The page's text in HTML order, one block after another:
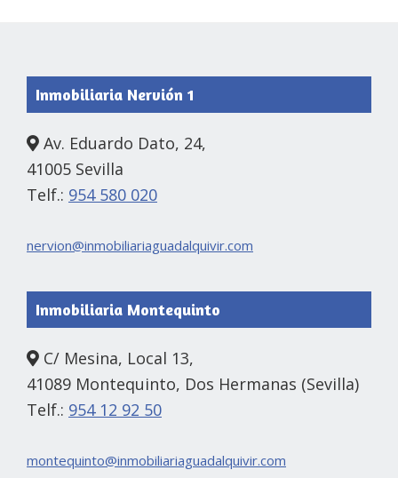
FooterInmobiliaria Nervión 1
Av. Eduardo Dato, 24,
41005 Sevilla
Telf.: 954 580 020
nervion@inmobiliariaguadalquivir.com
Inmobiliaria Montequinto
C/ Mesina, Local 13,
41089 Montequinto, Dos Hermanas (Sevilla)
Telf.: 954 12 92 50
montequinto@inmobiliariaguadalquivir.com